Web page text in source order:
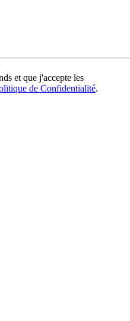
et que j'accepte les
de Confidentialité.